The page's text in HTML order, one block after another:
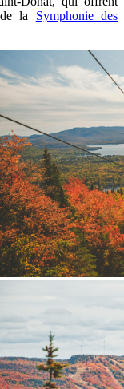
la Symphonie des